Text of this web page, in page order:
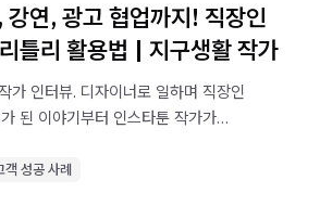
강연, 광고 협업까지! 직장인
틀리 활용법 | 지구생활 작가
가 인터뷰. 디자이너로 일하며 직장인
된 이야기부터 인스타툰 작가가
만나보세요.
객 성공 사례